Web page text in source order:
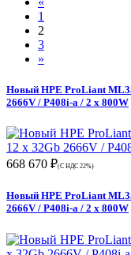
1
2
3
»
Новый HPE ProLiant
2666V / P408i-a / 2 x 800W
668 670 ₽(С НДС 22%)
Новый HPE ProLiant
2666V / P408i-a / 2 x 800W